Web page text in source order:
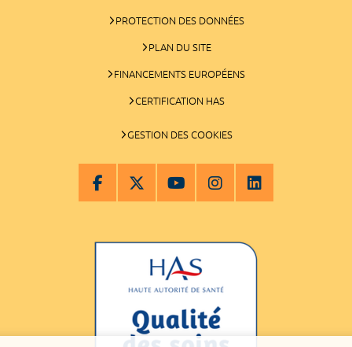
PROTECTION DES DONNÉES
PLAN DU SITE
FINANCEMENTS EUROPÉENS
CERTIFICATION HAS
GESTION DES COOKIES